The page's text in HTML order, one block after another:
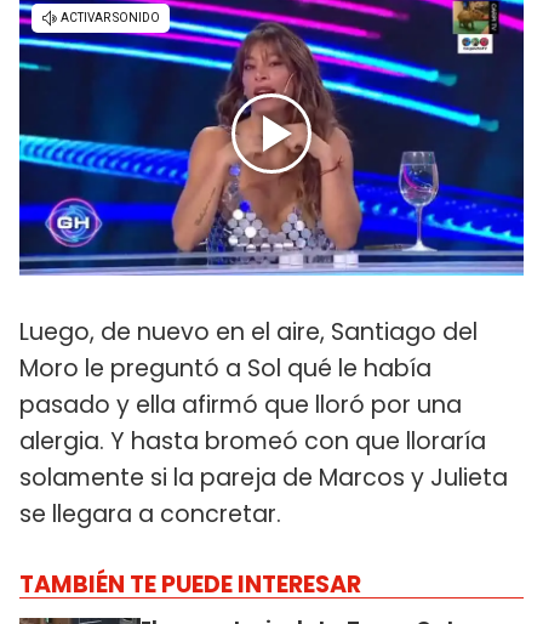
Luego, de nuevo en el aire, Santiago del
Moro le preguntó a Sol qué le había
pasado y ella afirmó que lloró por una
alergia. Y hasta bromeó con que lloraría
solamente si la pareja de Marcos y Julieta
se llegara a concretar.
TAMBIÉN TE PUEDE INTERESAR